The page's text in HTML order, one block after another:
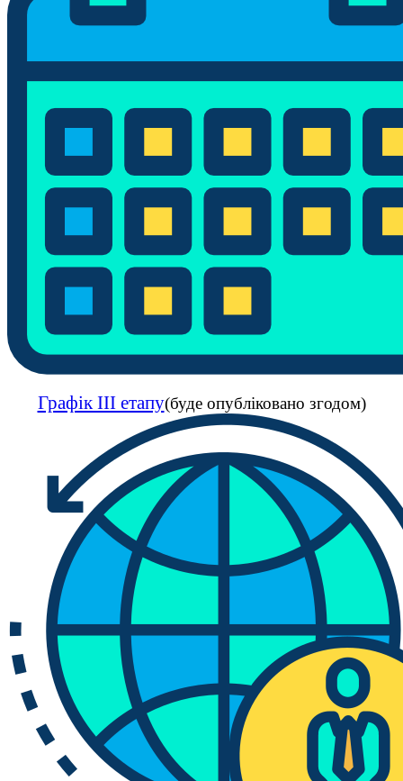
Графік ІІI етапу(буде опубліковано згодом)